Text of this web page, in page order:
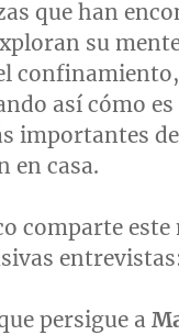
que han
su
confinamiento,
así cómo es
importantes
en casa.
comparte este
persigue a